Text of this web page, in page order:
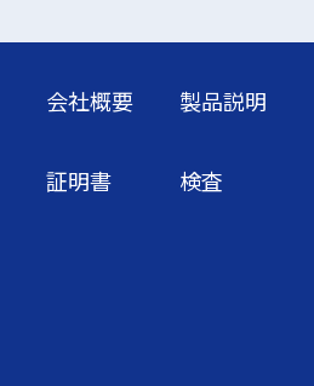
会社概要 製品説明
証明書 検査